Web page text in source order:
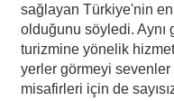
sağlayan Türkiye'nin
olduğunu söyledi. Aynı
turizmine yönelik
yerler görmeyi
misafirleri için de